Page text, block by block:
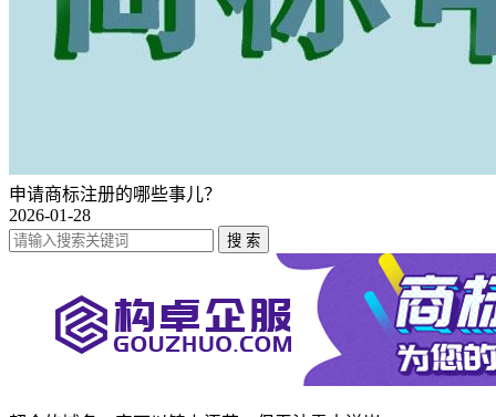
申请商标注册的哪些事儿？
2026-01-28